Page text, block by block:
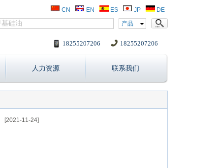
CN EN ES JP
DE
产品
18255207206
18255207206
人力资源 联系我们
[2021-11-24]